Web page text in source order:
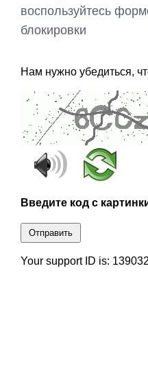
воспользуйтесь
блокировки
Нам нужно убедиться,
Введите код с
Отправить
Your support ID is: